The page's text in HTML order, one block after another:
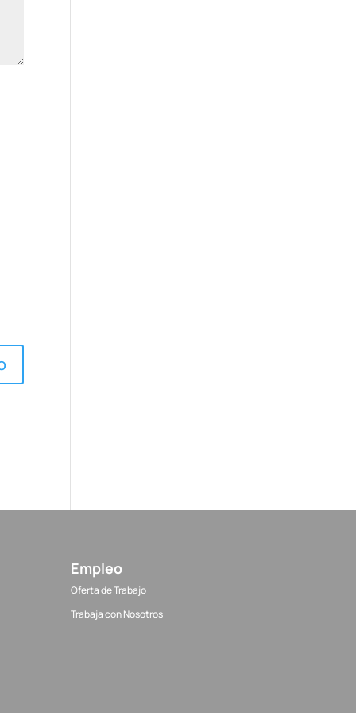
Empleo
Oferta de Trabajo
Trabaja con Nosotros